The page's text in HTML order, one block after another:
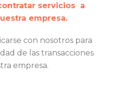
servicios a
empresa.
con nosotros para
de las transacciones
empresa.